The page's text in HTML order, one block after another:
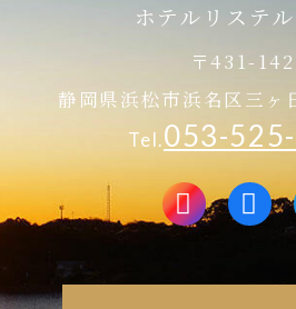
ホテルリステ
〒431-
静岡県浜松市浜名区三ヶ
Tel.053-